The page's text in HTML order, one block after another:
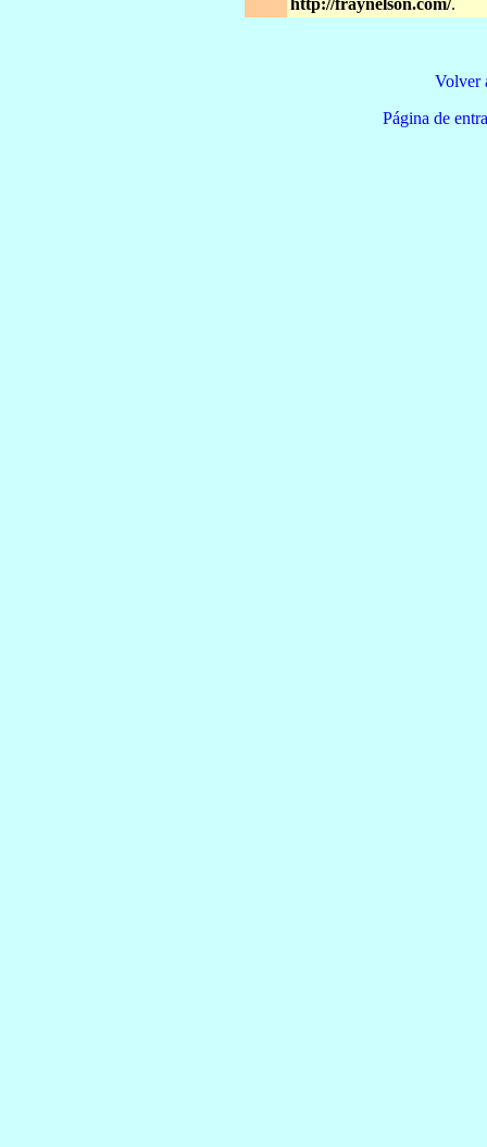
Volver
Página de